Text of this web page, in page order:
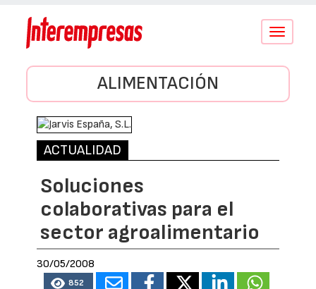
Conmutar
ALIMENTACIÓN
ACTUALIDAD
Soluciones
colaborativas para el
sector agroalimentario
30/05/2008
852